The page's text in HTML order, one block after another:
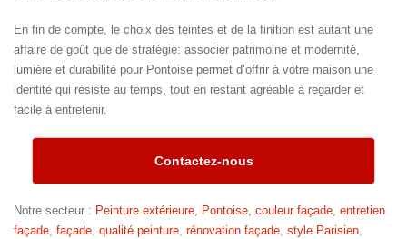
En fin de compte, le choix des teintes et de la finition est autant une
affaire de goût que de stratégie: associer patrimoine et modernité,
lumière et durabilité pour Pontoise permet d’offrir à votre maison une
identité qui résiste au temps, tout en restant agréable à regarder et
facile à entretenir.
Contactez-nous
Notre secteur : Peinture extérieure, Pontoise, couleur façade, entretien
façade, façade, qualité peinture, rénovation façade, style Parisien,